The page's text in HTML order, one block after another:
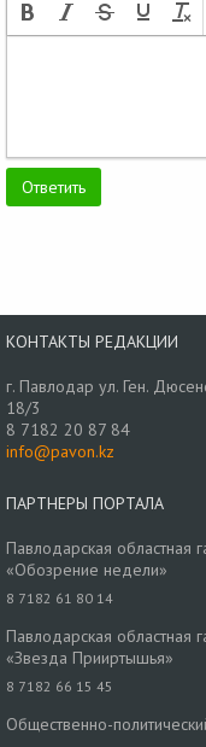
КОНТАКТЫ РЕДАКЦИИ
г. Павлодар ул. Ген.
18/3
8 7182 20 87 84
info@pavon.kz
ПАРТНЕРЫ ПОРТАЛА
Павлодарская областная
«Обозрение недели»
8 7182 61 80 14
Павлодарская областная
«Звезда Прииртышья»
8 7182 66 15 45
Общественно-